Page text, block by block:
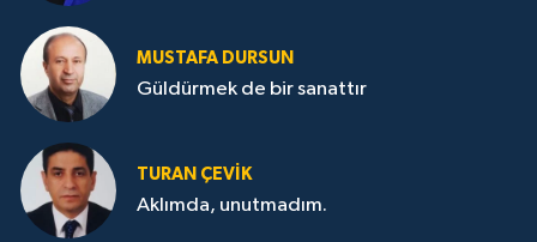
MUSTAFA DURSUN
Güldürmek de bir sanattır
TURAN ÇEVİK
Aklımda, unutmadım.